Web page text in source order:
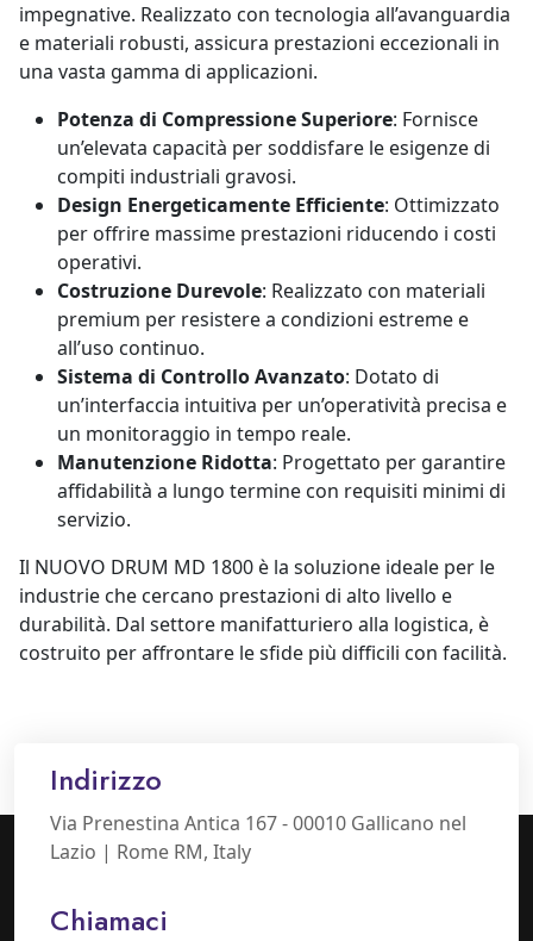
impegnative. Realizzato con tecnologia all’avanguardia
e materiali robusti, assicura prestazioni eccezionali in
una vasta gamma di applicazioni.
Potenza di Compressione Superiore: Fornisce
un’elevata capacità per soddisfare le esigenze di
compiti industriali gravosi.
Design Energeticamente Efficiente: Ottimizzato
per offrire massime prestazioni riducendo i costi
operativi.
Costruzione Durevole: Realizzato con materiali
premium per resistere a condizioni estreme e
all’uso continuo.
Sistema di Controllo Avanzato: Dotato di
un’interfaccia intuitiva per un’operatività precisa e
un monitoraggio in tempo reale.
Manutenzione Ridotta: Progettato per garantire
affidabilità a lungo termine con requisiti minimi di
servizio.
Il NUOVO DRUM MD 1800 è la soluzione ideale per le
industrie che cercano prestazioni di alto livello e
durabilità. Dal settore manifatturiero alla logistica, è
costruito per affrontare le sfide più difficili con facilità.
Indirizzo
Via Prenestina Antica 167 - 00010 Gallicano nel
Lazio | Rome RM, Italy
Chiamaci